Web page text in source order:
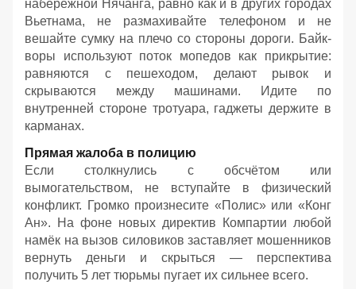
набережной Нячанга, равно как и в других городах
Вьетнама, не размахивайте телефоном и не
вешайте сумку на плечо со стороны дороги. Байк-
воры используют поток мопедов как прикрытие:
равняются с пешеходом, делают рывок и
скрываются между машинами. Идите по
внутренней стороне тротуара, гаджеты держите в
карманах.
Прямая жалоба в полицию
Если столкнулись с обсчётом или
вымогательством, не вступайте в физический
конфликт. Громко произнесите «Полис» или «Конг
Ан». На фоне новых директив Компартии любой
намёк на вызов силовиков заставляет мошенников
вернуть деньги и скрыться — перспектива
получить 5 лет тюрьмы пугает их сильнее всего.